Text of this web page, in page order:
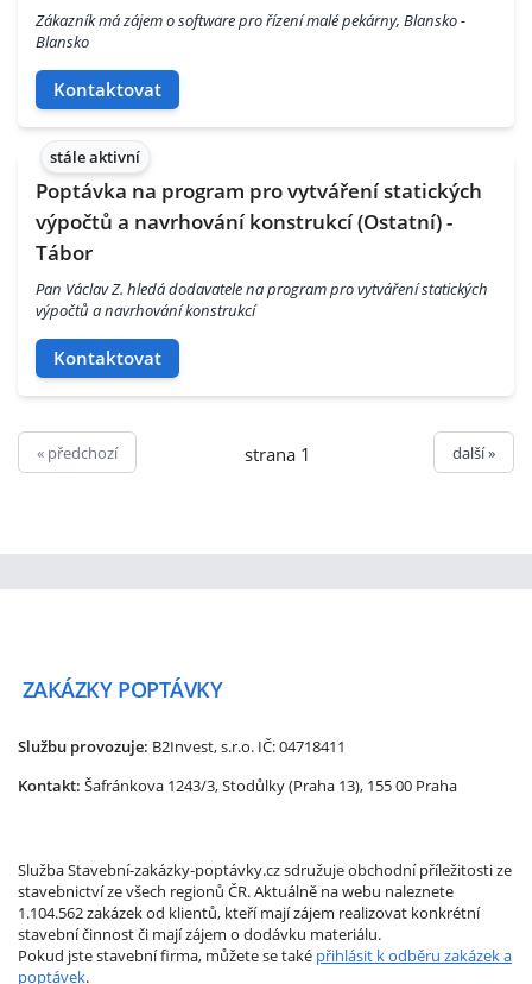
Zákazník má zájem o software pro řízení malé pekárny, Blansko -
Blansko
Kontaktovat
stále aktivní
Poptávka na program pro vytváření statických
výpočtů a navrhování konstrukcí (Ostatní) -
Tábor
Pan Václav Z. hledá dodavatele na program pro vytváření statických
výpočtů a navrhování konstrukcí
Kontaktovat
« předchozí strana 1 další »
ZAKÁZKY POPTÁVKY
Službu provozuje: B2Invest, s.r.o. IČ: 04718411
Kontakt: Šafránkova 1243/3, Stodůlky (Praha 13), 155 00 Praha
Služba Stavební-zakázky-poptávky.cz sdružuje obchodní příležitosti ze
stavebnictví ze všech regionů ČR. Aktuálně na webu naleznete
1.104.562 zakázek od klientů, kteří mají zájem realizovat konkrétní
stavební činnost či mají zájem o dodávku materiálu.
Pokud jste stavební firma, můžete se také přihlásit k odběru zakázek a
poptávek.